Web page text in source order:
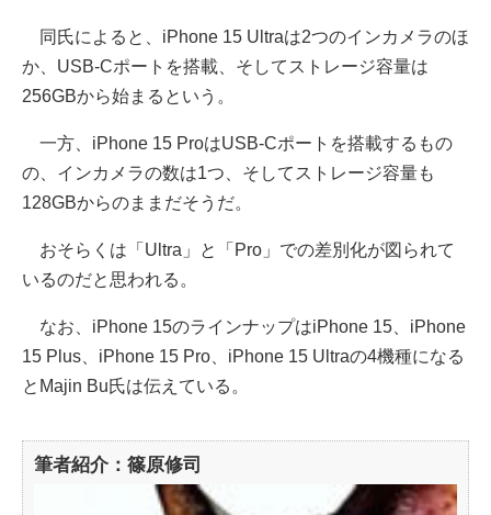
同氏によると、iPhone 15 Ultraは2つのインカメラのほ
か、USB-Cポートを搭載、そしてストレージ容量は
256GBから始まるという。
一方、iPhone 15 ProはUSB-Cポートを搭載するもの
の、インカメラの数は1つ、そしてストレージ容量も
128GBからのままだそうだ。
おそらくは「Ultra」と「Pro」での差別化が図られて
いるのだと思われる。
なお、iPhone 15のラインナップはiPhone 15、iPhone
15 Plus、iPhone 15 Pro、iPhone 15 Ultraの4機種になる
とMajin Bu氏は伝えている。
筆者紹介：篠原修司